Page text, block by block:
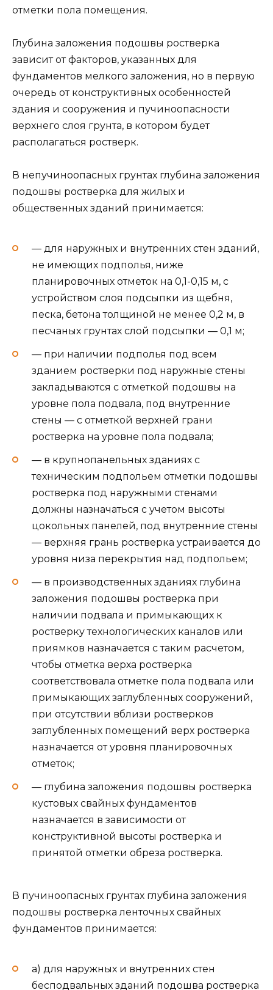
отметки пола помещения.
Глубина заложения подошвы ростверка
зависит от факторов, указанных для
фундаментов мелкого заложения, но в первую
очередь от конструктивных особенностей
здания и сооружения и пучиноопасности
верхнего слоя грунта, в котором будет
располагаться ростверк.
В непучиноопасных грунтах глубина заложения
подошвы ростверка для жилых и
общественных зданий принимается:
— для наружных и внутренних стен зданий,
не имеющих подполья, ниже
планировочных отметок на 0,1-0,15 м, с
устройством слоя подсыпки из щебня,
песка, бетона толщиной не менее 0,2 м, в
песчаных грунтах слой подсыпки — 0,1 м;
— при наличии подполья под всем
зданием ростверки под наружные стены
закладываются с отметкой подошвы на
уровне пола подвала, под внутренние
стены — с отметкой верхней грани
ростверка на уровне пола подвала;
— в крупнопанельных зданиях с
техническим подпольем отметки подошвы
ростверка под наружными стенами
должны назначаться с учетом высоты
цокольных панелей, под внутренние стены
— верхняя грань ростверка устраивается до
уровня низа перекрытия над подпольем;
— в производственных зданиях глубина
заложения подошвы ростверка при
наличии подвала и примыкающих к
ростверку технологических каналов или
приямков назначается с таким расчетом,
чтобы отметка верха ростверка
соответствовала отметке пола подвала или
примыкающих заглубленных сооружений,
при отсутствии вблизи ростверков
заглубленных помещений верх ростверка
назначается от уровня планировочных
отметок;
— глубина заложения подошвы ростверка
кустовых свайных фундаментов
назначается в зависимости от
конструктивной высоты ростверка и
принятой отметки обреза ростверка.
В пучиноопасных грунтах глубина заложения
подошвы ростверка ленточных свайных
фундаментов принимается:
а) для наружных и внутренних стен
бесподвальных зданий подошва ростверка